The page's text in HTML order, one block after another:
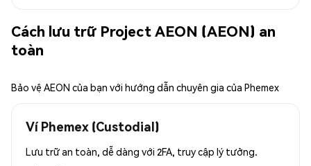
Cách lưu trữ Project AEON (AEON) an
toàn
Bảo vệ AEON của bạn với hướng dẫn chuyên gia của Phemex
Ví Phemex (Custodial)
Lưu trữ an toàn, dễ dàng với 2FA, truy cập lý tưởng.